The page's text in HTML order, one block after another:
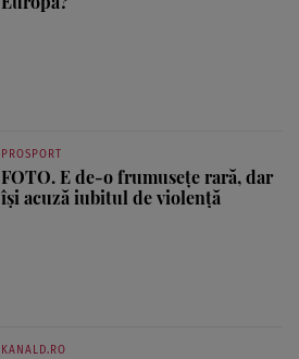
PROSPORT
FOTO. E de-o frumusețe rară, dar
își acuză iubitul de violență
KANALD.RO